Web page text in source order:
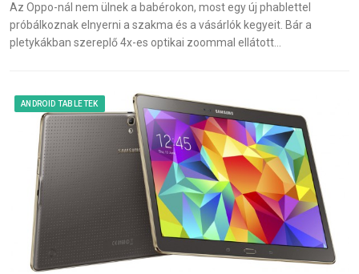
Az Oppo-nál nem ülnek a babérokon, most egy új phablettel
próbálkoznak elnyerni a szakma és a vásárlók kegyeit. Bár a
pletykákban szereplő 4x-es optikai zoommal ellátott…
ANDROID TABLETEK